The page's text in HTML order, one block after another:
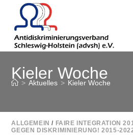
Inhalt
springenKieler Woche
> Aktuelles > Kieler Woche
ALLGEMEIN / FAIRE INTEGRATION
GEGEN DISKRIMINIERUNG! 2015-